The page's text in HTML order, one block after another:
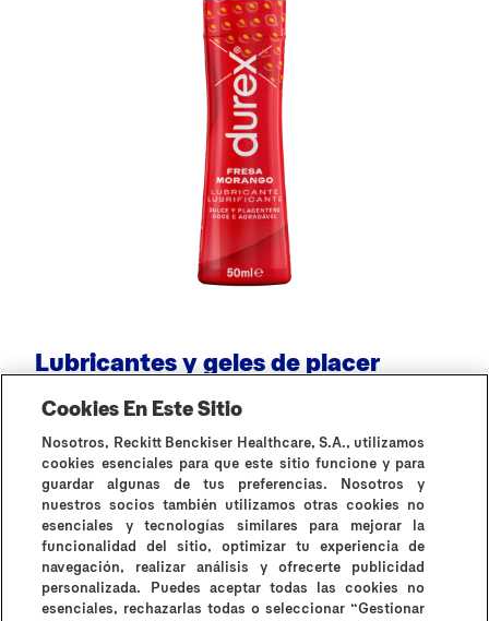
Lubricantes y geles de placer
Todos los productos
Cookies En Este Sitio
Nosotros, Reckitt Benckiser Healthcare, S.A., utilizamos
cookies esenciales para que este sitio funcione y para
guardar algunas de tus preferencias. Nosotros y
nuestros socios también utilizamos otras cookies no
esenciales y tecnologías similares para mejorar la
funcionalidad del sitio, optimizar tu experiencia de
navegación, realizar análisis y ofrecerte publicidad
personalizada. Puedes aceptar todas las cookies no
esenciales, rechazarlas todas o seleccionar “Gestionar